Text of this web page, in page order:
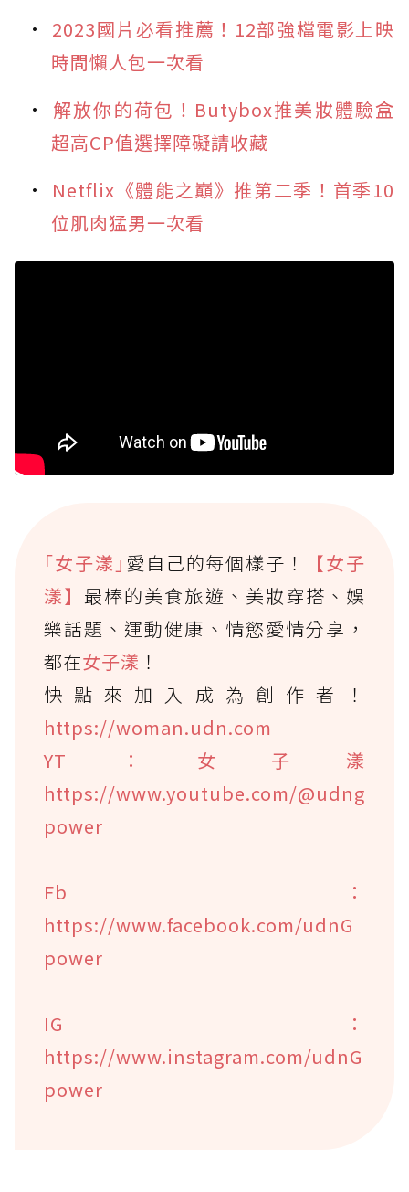
2023國片必看推薦！12部強檔電影上映
時間懶人包一次看
解放你的荷包！Butybox推美妝體驗盒
超高CP值選擇障礙請收藏
Netflix《體能之巔》推第二季！首季10
位肌肉猛男一次看
｢女子漾｣ 愛自己的每個樣子！
【女子
漾】最棒的美食旅遊、美妝穿搭、娛
樂話題、運動健康、情慾愛情分享，
都在女子漾 ！
快點來加入成為創作者！
https://woman.udn.com
YT：女子漾
https://www.youtube.com/@udng
power
Fb：
https://www.facebook.com/udnG
power
IG：
https://www.instagram.com/udnG
power